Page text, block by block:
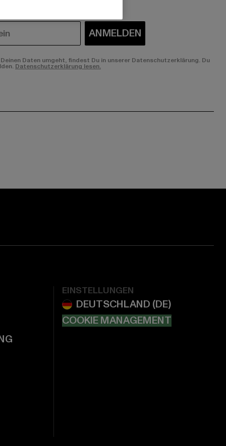
ANMELDEN
Daten umgeht, findest Du in unserer Datenschutzerklärung. Du
Datenschutzerklärung lesen.
EINSTELLUNGEN
COOKIE MANAGEMENT